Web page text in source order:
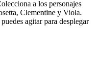
a los personajes
Clementine y Viola.
agitar para desplegar